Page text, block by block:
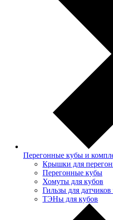
Перегонные кубы и
Крышки для
Перегонные кубы
Хомуты для кубов
Гильзы для
ТЭНы для кубов